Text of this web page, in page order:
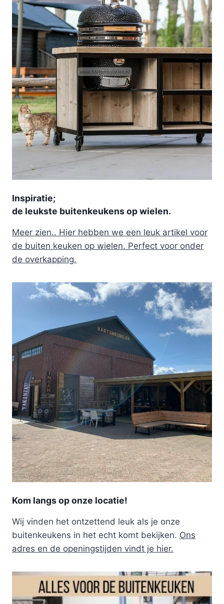
Inspiratie;
de leukste buitenkeukens op wielen.
Meer zien.. Hier hebben we een leuk artikel voor
de buiten keuken op wielen. Perfect voor onder
de overkapping.
Kom langs op onze locatie!
Wij vinden het ontzettend leuk als je onze
buitenkeukens in het echt komt bekijken. Ons
adres en de openingstijden vindt je hier.